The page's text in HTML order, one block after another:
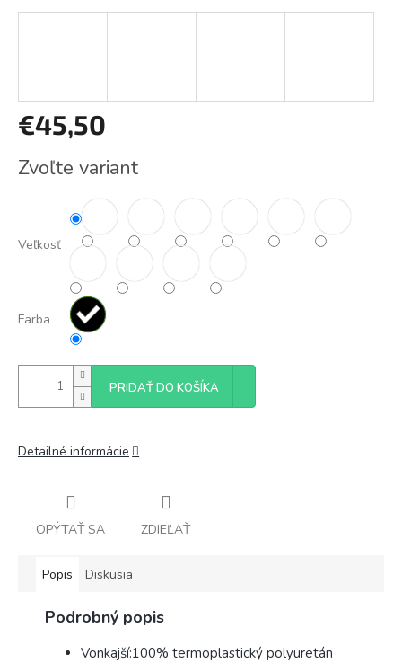
€45,50
cena:
Zvoľte variant
Veľkosť
Farba
PRIDAŤ DO KOŠÍKA
Detailné informácie
OPÝTAŤ SA ZDIEĽAŤ
Popis Diskusia
Podrobný popis
Vonkajší:100% termoplastický polyuretán